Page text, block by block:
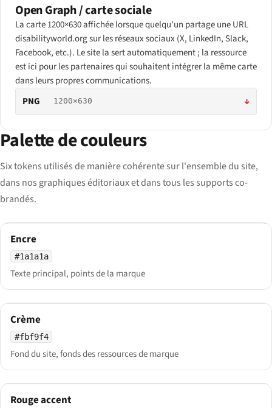
Open Graph / carte sociale
La carte 1200×630 affichée lorsque quelqu'un partage une URL
disabilityworld.org sur les réseaux sociaux (X, LinkedIn, Slack,
Facebook, etc.). Le site la sert automatiquement ; la ressource
est ici pour les partenaires qui souhaitent intégrer la même carte
dans leurs propres communications.
PNG
1200×630 ↓
Palette de couleurs
Six tokens utilisés de manière cohérente sur l'ensemble du site,
dans nos graphiques éditoriaux et dans tous les supports co-
brandés.
Encre
#1a1a1a
Texte principal, points de la marque
Crème
#fbf9f4
Fond du site, fonds des ressources de marque
Rouge accent